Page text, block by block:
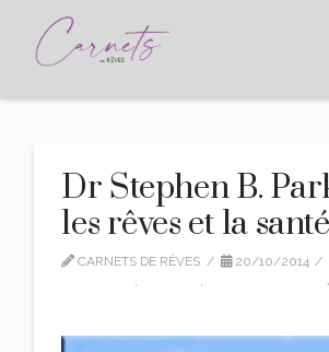
Dr Stephen B.
les rêves et la santé
CARNETS DE RÊVES
20/10/2014
, ,